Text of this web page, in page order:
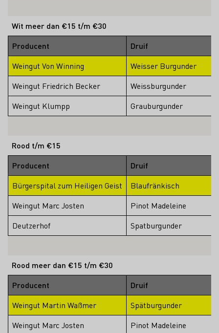
Wit meer dan €15 t/m €30
Producent
Druif
Weingut Von Winning
Weisser Burgunder
Weingut Friedrich Becker
Weissburgunder
Weingut Klumpp
Grauburgunder
Rood t/m €15
Producent
Druif
Bürgerspital zum Heiligen Geist
Blaufränkisch
Weingut Marc Josten
Pinot Madeleine
Deutzerhof
Spatburgunder
Rood meer dan €15 t/m €30
Producent
Druif
Weingut Martin Waßmer
Spätburgunder
Weingut Marc Josten
Pinot Madeleine